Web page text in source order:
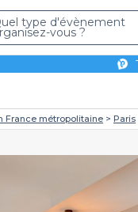
type d'évènement
vous ?
France métropolitaine Paris